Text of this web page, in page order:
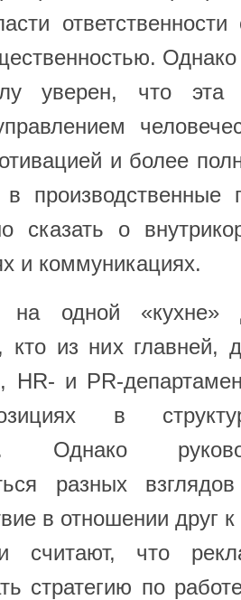
ответственности
уверен, что эта
и более
в
сказать о
и коммуникациях.
на одной
кто из них главней,
HR- и PR-
в
Однако
разных
в отношении друг
считают, что
стратегию по